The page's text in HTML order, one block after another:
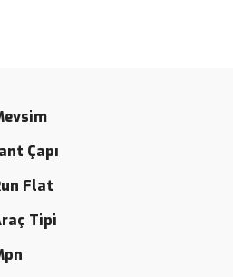
Çapı
Flat
Tipi